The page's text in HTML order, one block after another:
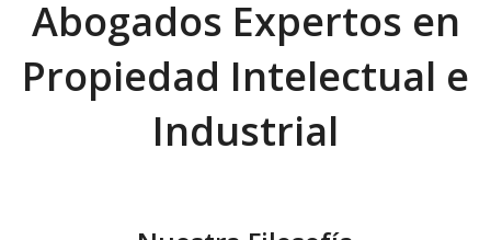
Abogados Expertos en
Propiedad Intelectual e
Industrial